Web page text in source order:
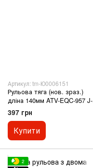
Артикул: tm-Ю0006151
Рульова тяга (нов. зраз.)
дліна 140мм ATV-EQC-957 J-
Rider
397 грн
Купити
2